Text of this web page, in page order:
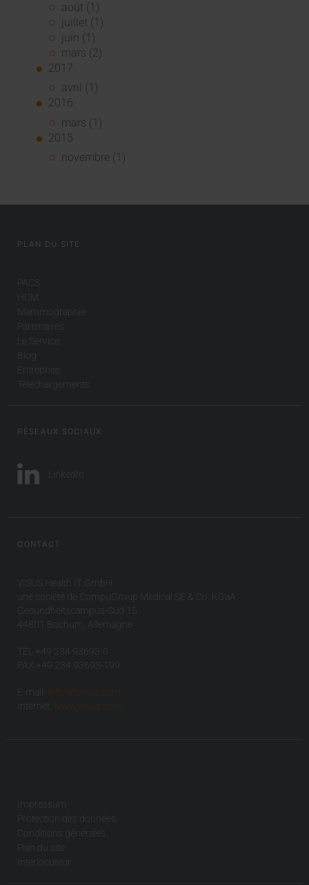
août (1)
juillet (1)
juin (1)
mars (2)
2017
avril (1)
2016
mars (1)
2015
novembre (1)
PLAN DU SITE
PACS
HCM
Mammographie
Partenaires
Le Service
Blog
Entreprise
Téléchargements
RÉSEAUX SOCIAUX
LinkedIn
CONTACT
VISUS Health IT GmbH
une société de CompuGroup Medical SE & Co. KGaA
Gesundheitscampus-Süd 15
44801 Bochum, Allemagne
TÉL +49 234 93693-0
FAX +49 234 93693-199
E-mail:
info(at)visus.com
Internet:
www.visus.com
Impressum
Protection des données
Conditions générales
Plan du site
Interlocuteur